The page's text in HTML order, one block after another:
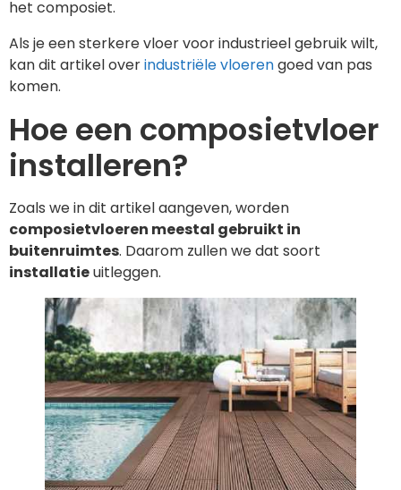
het composiet.
Als je een sterkere vloer voor industrieel gebruik wilt,
kan dit artikel overindustriële vloerengoed van pas
komen.
Hoe een composietvloer
installeren?
Zoals we in dit artikel aangeven, worden
composietvloeren meestal gebruikt in
buitenruimtes. Daarom zullen we dat soort
installatieuitleggen.